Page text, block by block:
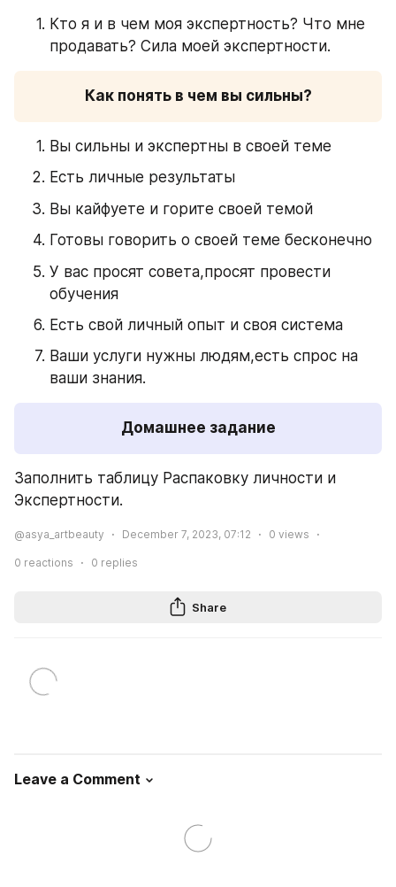
Кто я и в чем моя экспертность? Что мне
продавать? Сила моей экспертности.
Как понять в чем вы сильны?
Вы сильны и экспертны в своей теме
Есть личные результаты
Вы кайфуете и горите своей темой
Готовы говорить о своей теме бесконечно
У вас просят совета,просят провести
обучения
Есть свой личный опыт и своя система
Ваши услуги нужны людям,есть спрос на
ваши знания.
Домашнее задание
Заполнить таблицу Распаковку личности и
Экспертности.
@asya_artbeauty December 7, 2023, 07:12 0 views
0 reactions 0 replies
Share
Leave a Comment